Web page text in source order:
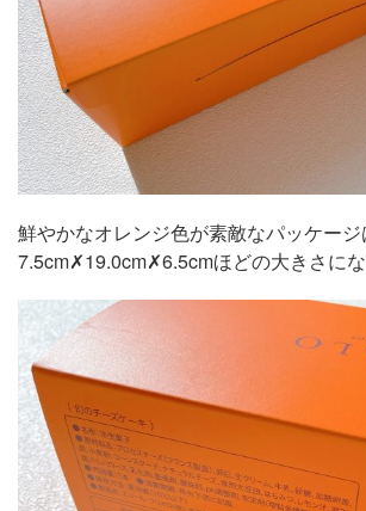
鮮やかなオレンジ色が素敵なパッケージ
7.5cm✗19.0cm✗6.5cmほどの大きさにな